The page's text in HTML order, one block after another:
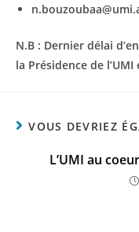
N.B : Dernier délai
la Présidence de
VOUS DEVRIEZ
L’UMI au